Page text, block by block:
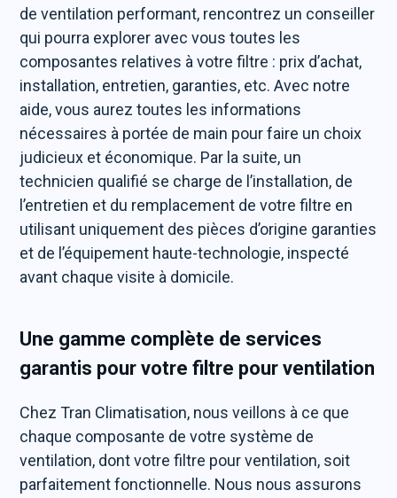
de ventilation performant, rencontrez un conseiller
qui pourra explorer avec vous toutes les
composantes relatives à votre filtre : prix d’achat,
installation, entretien, garanties, etc. Avec notre
aide, vous aurez toutes les informations
nécessaires à portée de main pour faire un choix
judicieux et économique. Par la suite, un
technicien qualifié se charge de l’installation, de
l’entretien et du remplacement de votre filtre en
utilisant uniquement des pièces d’origine garanties
et de l’équipement haute-technologie, inspecté
avant chaque visite à domicile.
Une gamme complète de services
garantis pour votre filtre pour ventilation
Chez Tran Climatisation, nous veillons à ce que
chaque composante de votre système de
ventilation, dont votre filtre pour ventilation, soit
parfaitement fonctionnelle. Nous nous assurons